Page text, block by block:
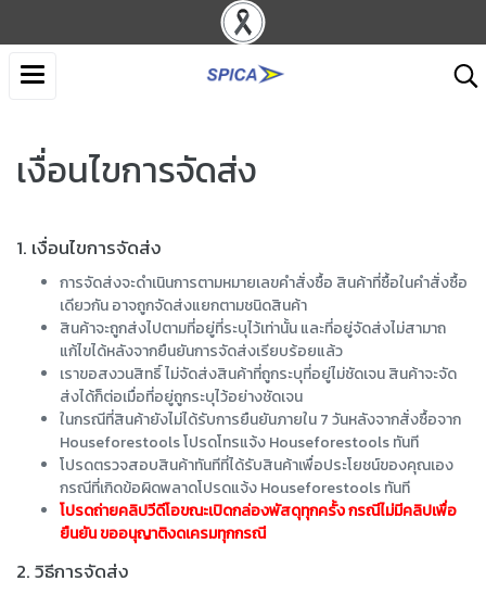
เงื่อนไขการจัดส่ง
1. เงื่อนไขการจัดส่ง
การจัดส่งจะดำเนินการตามหมายเลขคำสั่งซื้อ สินค้าที่ซื้อในคำสั่งซื้อ
เดียวกัน อาจถูกจัดส่งแยกตามชนิดสินค้า
สินค้าจะถูกส่งไปตามที่อยู่ที่ระบุไว้เท่านั้น และที่อยู่จัดส่งไม่สามาถ
แก้ไขได้หลังจากยืนยันการจัดส่งเรียบร้อยแล้ว
เราขอสงวนสิทธิ์ ไม่จัดส่งสินค้าที่ถูกระบุที่อยู่ไม่ชัดเจน สินค้าจะจัด
ส่งได้ก็ต่อเมื่อที่อยู่ถูกระบุไว้อย่างชัดเจน
ในกรณีที่สินค้ายังไม่ได้รับการยืนยันภายใน 7 วันหลังจากสั่งซื้อจาก
Houseforestools โปรดโทรแจ้ง Houseforestools ทันที
โปรดตรวจสอบสินค้าทันทีที่ได้รับสินค้าเพื่อประโยชน์ของคุณเอง
กรณีที่เกิดข้อผิดพลาดโปรดแจ้ง Houseforestools ทันที
โปรดถ่ายคลิปวีดีโอขณะเปิดกล่องพัสดุทุกครั้ง กรณีไม่มีคลิปเพื่อ
ยืนยัน ขออนุญาติงดเครมทุกกรณี
2. วิธีการจัดส่ง